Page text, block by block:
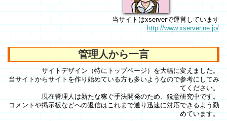
当サイトはxserverで運営しています
http://www.xserver.ne.jp/
管理人から一言
サイトデザイン（特にトップページ）を大幅に変えました。
当サイトからサイトを作り始めている方も多いようなので参考にしてみ
てください。
現在管理人は新たな稼ぐ手法開発のため、鋭意研究中です。
コメントや掲示板などへの返信はこれまで通り迅速に対応できるよう勤
めています。